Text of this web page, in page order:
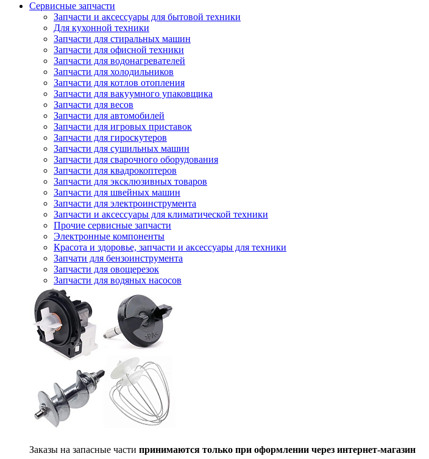
Сервисные запчасти
Запчасти и аксессуары для бытовой техники
Для кухонной техники
Запчасти для стиральных машин
Запчасти для офисной техники
Запчасти для водонагревателей
Запчасти для холодильников
Запчасти для котлов отопления
Запчасти для вакуумного упаковщика
Запчасти для весов
Запчасти для автомобилей
Запчасти для игровых приставок
Запчасти для гироскутеров
Запчасти для сушильных машин
Запчасти для сварочного оборудования
Запчасти для квадрокоптеров
Запчасти для эксклюзивных товаров
Запчасти для швейных машин
Запчасти для электроинструмента
Запчасти и аксессуары для климатической техники
Прочие сервисные запчасти
Электронные компоненты
Красота и здоровье, запчасти и аксессуары для техники
Запчати для бензоинструмента
Запчасти для овощерезок
Запчасти для водяных насосов
Заказы на запасные части принимаются только при оформлении через интернет-магазин